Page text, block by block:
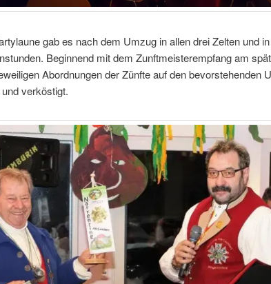
gab es nach dem Umzug in allen drei Zelten und
Beginnend mit dem Zunftmeisterempfang am
Abordnungen der Zünfte auf den bevorstehenden
verköstigt.